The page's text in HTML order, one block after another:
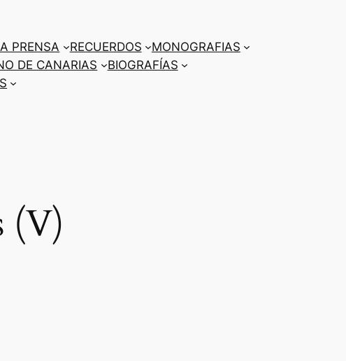
PRENSA RECUERDOS
MONOGRAFIAS
DE CANARIAS
BIOGRAFÍAS
(V)